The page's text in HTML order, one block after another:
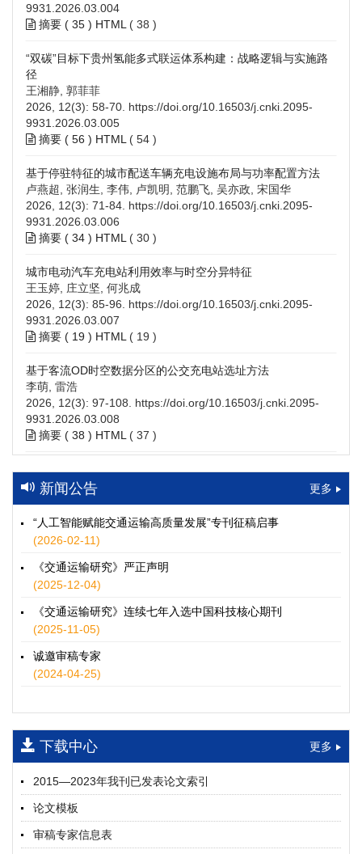
9931.2026.03.004
摘要 ( 35 ) HTML ( 38 )
“双碳”目标下贵州氢能多式联运体系构建：战略逻辑与实施路
径
王湘静, 郭菲菲
2026, 12(3): 58-70. https://doi.org/10.16503/j.cnki.2095-
9931.2026.03.005
摘要 ( 56 ) HTML ( 54 )
基于停驻特征的城市配送车辆充电设施布局与功率配置方法
卢燕超, 张润生, 李伟, 卢凯明, 范鹏飞, 吴亦政, 宋国华
2026, 12(3): 71-84. https://doi.org/10.16503/j.cnki.2095-
9931.2026.03.006
摘要 ( 34 ) HTML ( 30 )
城市电动汽车充电站利用效率与时空分异特征
王玉婷, 庄立坚, 何兆成
2026, 12(3): 85-96. https://doi.org/10.16503/j.cnki.2095-
9931.2026.03.007
摘要 ( 19 ) HTML ( 19 )
基于客流OD时空数据分区的公交充电站选址方法
李萌, 雷浩
2026, 12(3): 97-108. https://doi.org/10.16503/j.cnki.2095-
9931.2026.03.008
摘要 ( 38 ) HTML ( 37 )
高速公路充电设施技术规划综述：场景需求、技术路线与配置
策略
2026, 12(3): 109-124.https://doi.org/10.16503/j.cnki.2095-
9931.2026.03.009
摘要 (
HTML
水运港-船多能源融合技术及集成应用——以宁波舟山港穿山港
童亮, 袁裕鹏, 袁成清, 唐道贵, 钟晓晖, 严新平
2026, 12(3): 125-136.
9931.2026.03.010
摘要 (28 ) HTML
师瑞峰, 程龙飞, 张凌志, 王亚彬, 刘状壮
2026, 12(3): 137-150.https://doi.org/10.16503/j.cnki.2095-
9931.2026.03.011
摘要 (12) HTML(11)
基于TimeXer模型的高速公路服务区充电负荷预测
孙偲赫, 宋国华, 朱子俊, 范鹏飞, 石莹
2026, 12(3): 151-162.
9931.2026.03.012
新闻公告 更多
“人工智能赋能交通运输高质量发展”专刊征稿启事
(2026-02-11)
《交通运输研究》严正声明
(2025-12-04)
《交通运输研究》连续七年入选中国科技核心期刊
(2025-11-05)
诚邀审稿专家
(2024-04-25)
下载中心 更多
2015—2023年我刊已发表论文索引
论文模板
审稿专家信息表